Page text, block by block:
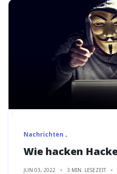
Nachrichten
Wie hacken
JUN 03, 2022 3 MIN. LESEZEIT